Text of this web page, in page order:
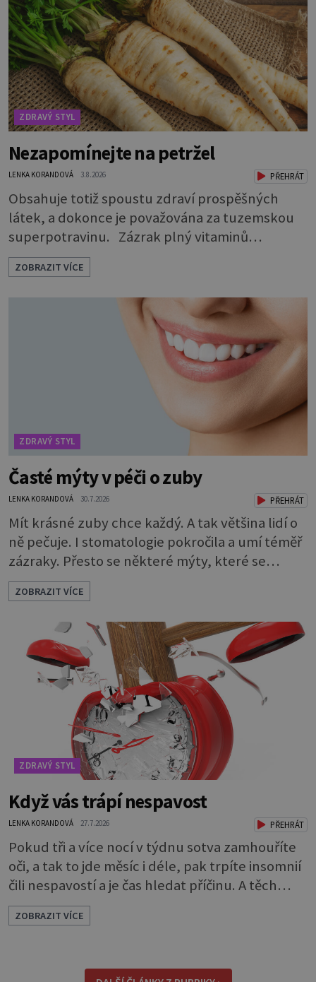
hospodaření organismu s tekutinami. Pomáhají
totiž udrž
ZDRAVÝ STYL
Nezapomínejte na petržel
LENKA KORANDOVÁ 3.8.2026 PŘEHRÁT
Obsahuje totiž spoustu zdraví prospěšných
látek, a dokonce je považována za tuzemskou
superpotravinu. Zázrak plný vitaminů
V petrželi najdete vitaminy B1, B2, B3, B6,
provitamin A, vitamin E a velké množství
vitamínu C (nejvíce ho má nať, dokonce třikrát
více než pomeranč, v kořeni je také, ale je ho
desetkrát méně), a kyselinu listovou. Ale to
není všechno. Obsahuje také důležité
ZOBRAZIT VÍCE
ZDRAVÝ STYL
Časté mýty v péči o zuby
LENKA KORANDOVÁ 30.7.2026 PŘEHRÁT
Mít krásné zuby chce každý. A tak většina lidí o
ně pečuje. I stomatologie pokročila a umí téměř
zázraky. Přesto se některé mýty, které se
tradují, nedaří vyvrátit. Které? Večer místo
čištění snězte jablko Jedna z nejoblíbenějších
pověr už z časů našich babiček, kterou se
rozhodně nevyplatí praktikovat. Jablko
opravdu zuby nevyčistí. Obsahuje sacharidy,
které bakterie v ústech pře
ZOBRAZIT VÍCE
ZDRAVÝ STYL
Když vás trápí nespavost
LENKA KORANDOVÁ 27.7.2026 PŘEHRÁT
Pokud tři a více nocí v týdnu sotva zamhouříte
oči, a tak to jde měsíc i déle, pak trpíte insomnií
čili nespavostí a je čas hledat příčinu. A těch
může být celá řada. Vlastně váš spánek může
rušit skoro cokoli. Nicméně některé důvody
ZOBRAZIT VÍCE